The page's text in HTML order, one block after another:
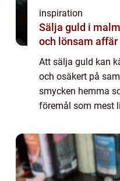
inspiration
Sälja guld i malmö så gör du en
och lönsam affär
Att sälja guld kan
och osäkert på
smycken hemma
föremål som mest
priserna på
frågan: Hur ...